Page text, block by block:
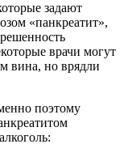
задают
«панкреатит»,
врачи могут
вина, но врядли
поэтому